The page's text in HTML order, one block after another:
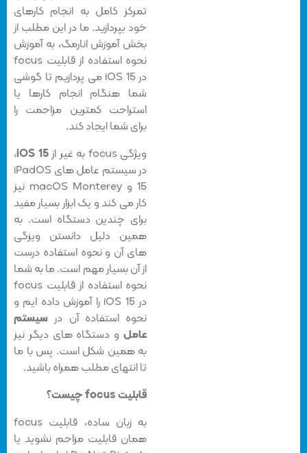
تمرکز کامل به انجام کارهای
خود بپردازید. ما در این مطلب از
بخش آموزش انارمگ، به آموزش
نحوه استفاده از قابلیت focus
می پردازیم تا گوشی
شما هنگام انجام کارها یا
استراحت کمترین مزاحمت را
برای شما ایجاد کند.
ویژگی focus به غیر از
iOS 15 ،
در سیستم عامل های iPadOS
15 و macOS Monterey نیز
کار می کند و یک ابزار بسیار مفید
برای چندین دستگاه است. به
همین دلیل دانستن ویزگی
های آن و نحوه استفاده درست
از آن بسیار مهم است. ما به شما
نحوه استفاده از قابلیت focus
در iOS 15 را آموزش داده ایم و
نحوه استفاده آن درسیستم
عاملو دستگاه های دیگر نیز
به همین شکل است. پس با ما
تا انتهای مطلب همراه باشید.
قابلیت focus چیست؟
به زبان ساده، قابلیت focus
همان قابلیت مزاحم نشوید یا